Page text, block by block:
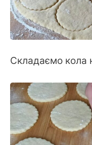
Складаємо кола